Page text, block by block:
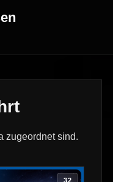
zugeordnet sind.
32